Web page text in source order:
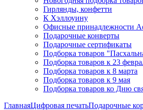
Гирлянды, конфетти
К Хэллоуину
Офисные принадлежности
Подарочные конверты
Подарочные сертификаты
Подборка товаров
Подборка товаров к 23
Подборка товаров к 8 марта
Подборка товаров к 9 мая
Подборка товаров ко Дню
ГлавнаяЦифровая печатьПодарочные